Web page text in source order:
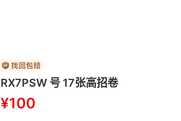
RX7PSW 号 17张高招卷
¥100